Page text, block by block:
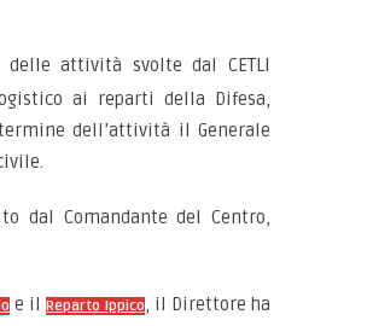
attività svolte dal CETLI
ai reparti della Difesa,
dell’attività il Generale
dal Comandante del Centro,
e ilReparto Ippico, il Direttore ha